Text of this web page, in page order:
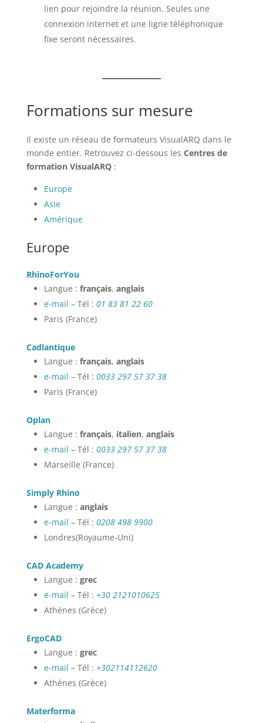
lien pour rejoindre la réunion. Seules une
connexion internet et une ligne téléphonique
fixe seront nécessaires.
Formations sur mesure
Il existe un réseau de formateurs VisualARQ dans le
monde entier. Retrouvez ci-dessous les Centres de
formation VisualARQ:
Europe
Asie
Amérique
Europe
RhinoForYou
Langue : français, anglais
e-mail – Tél : 01 83 81 22 60
Paris (France)
Cadlantique
Langue : français, anglais
e-mail – Tél : 0033 297 57 37 38
Paris (France)
Oplan
Langue : français, italien, anglais
e-mail – Tél : 0033 297 57 37 38
Marseille (France)
Simply Rhino
Langue : anglais
e-mail – Tél : 0208 498 9900
Londres(Royaume-Uni)
CAD Academy
Langue : grec
e-mail – Tél : +30 2121010625
Athènes (Grèce)
ErgoCAD
Langue : grec
e-mail – Tél : +302114112620
Athènes (Grèce)
Materforma